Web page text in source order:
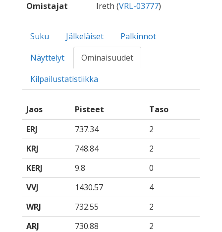
Omistajat
Ireth (VRL-03777)
Suku Jälkeläiset
Palkinnot
Näyttelyt
Ominaisuudet
Kilpailustatistiikka
Jaos Pisteet
Taso
ERJ
737.34
2
KRJ
748.84
2
KERJ
9.8
0
VVJ
1430.57
4
WRJ
732.55
2
ARJ
730.88
2